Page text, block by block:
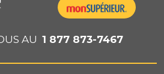
AU 1 877 873-7467